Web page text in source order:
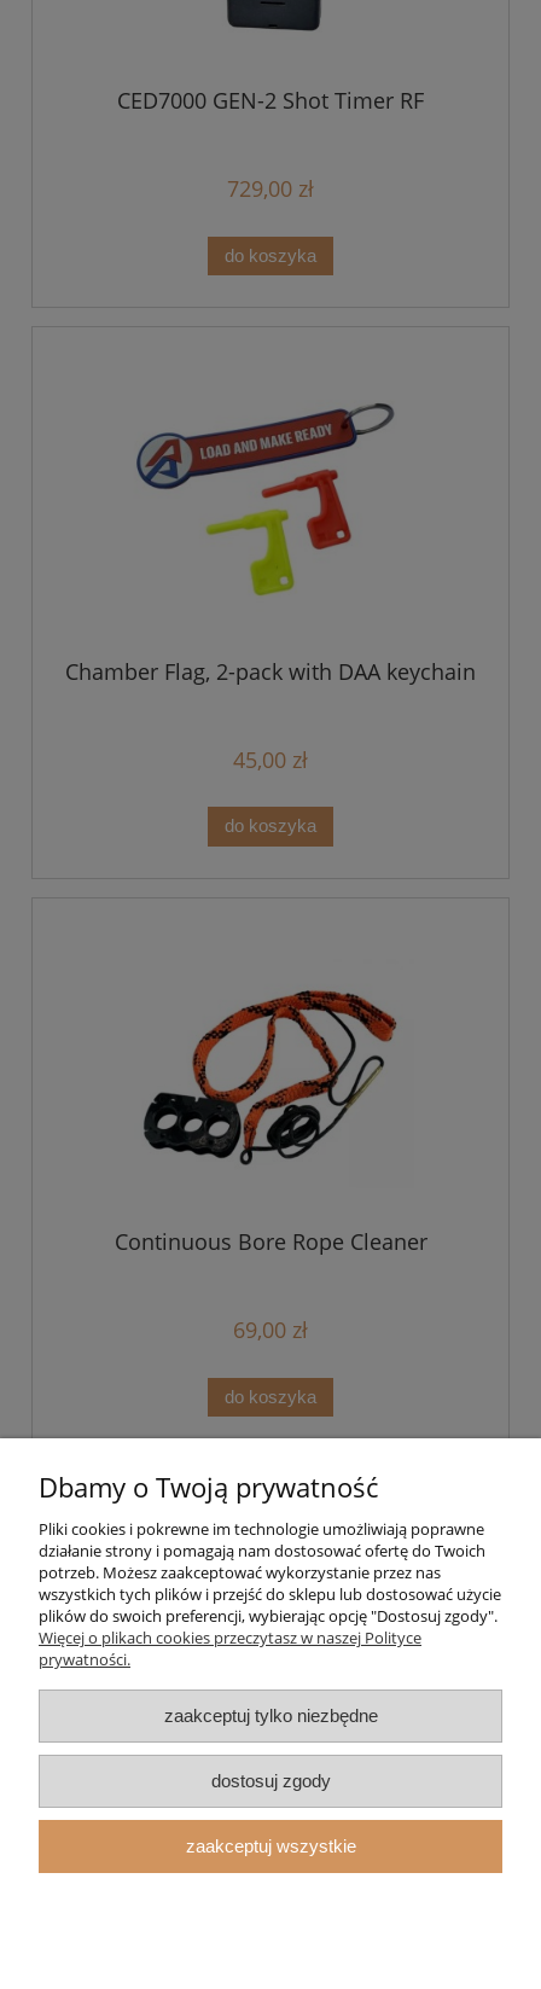
CED7000 GEN-2 Shot Timer RF
729,00 zł
do koszyka
Chamber Flag, 2-pack with DAA keychain
45,00 zł
do koszyka
Continuous Bore Rope Cleaner
69,00 zł
do koszyka
Czapka z daszkiem Double-Alpha
Shooting Cap
Dbamy o Twoją prywatność
Pliki cookies i pokrewne im technologie umożliwiają poprawne
działanie strony i pomagają nam dostosować ofertę do Twoich
potrzeb. Możesz zaakceptować wykorzystanie przez nas
wszystkich tych plików i przejść do sklepu lub dostosować użycie
plików do swoich preferencji, wybierając opcję "Dostosuj zgody".
Więcej o plikach cookies przeczytasz w naszej Polityce
prywatności.
zaakceptuj tylko niezbędne
dostosuj zgody
zaakceptuj wszystkie